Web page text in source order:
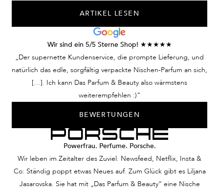
ARTIKEL LESEN
Wir sind ein 5/5 Sterne Shop! ★★★★★
„Der supernette Kundenservice, die prompte Lieferung, und
natürlich das edle, sorgfältig verpackte Nischen-Parfum an sich,
[…]. Ich kann Das Parfum & Beauty also wärmstens
weiterempfehlen :)“
BEWERTUNGEN
Powerfrau. Perfume. Porsche.
Wir leben im Zeitalter des Zuviel. Newsfeed, Netflix, Insta &
Co: Ständig poppt etwas Neues auf. Zum Glück gibt es Liljana
Jasarovska. Sie hat mit „Das Parfum & Beauty“ eine Nische